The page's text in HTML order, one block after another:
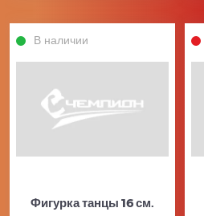
В наличии
Фигурка танцы 16 см.